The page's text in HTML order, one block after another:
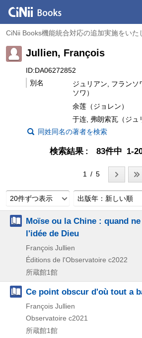
CiNii Books機能統合対応の追加実施をいた
Jullien, François
ID:DA06272852
別名
ジュリアン, フランソ
ソワ）
余莲（ジョレン）
于连, 弗朗索瓦（ジュ
同姓同名の著者を検索
検索結果 83件中 1-
1 / 5
20件ずつ表示 出版年：新しい順
Moïse ou la Chine : quand
l'idée de Dieu
François Jullien
Éditions de l'Observatoire c2022
所蔵館1館
Ce point obscur d'où tout a
François Jullien
Observatoire c2021
所蔵館1館